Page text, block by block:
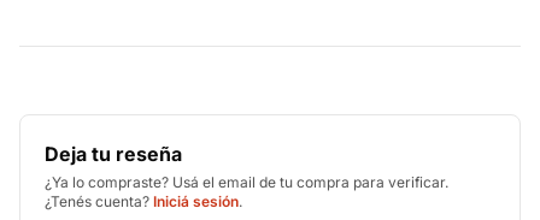
Deja tu reseña
¿Ya lo compraste? Usá el email de tu compra para verificar.
¿Tenés cuenta? Iniciá sesión.